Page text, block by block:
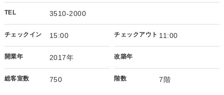
TEL 3510-2000
チェックイン 15:00 チェックアウト 11:00
開業年 2017年 改築年
総客室数 750 階数 7階